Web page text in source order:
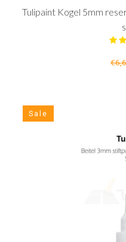
Tulipaint Kogel 5mm
Sale